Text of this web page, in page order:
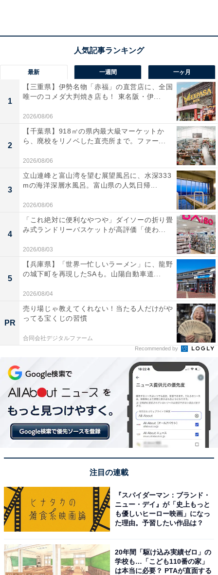
「ネット注文店舗受け取りサービス」は配送料がかから
ないこと、近くの店舗で取り扱いのない商品も取り寄せ
できることなどから、2022年1～12月にかけて利用率が
増加。ネットストアの利用額に対する同サービスの利用
※以下の商品は「ネット注文店舗受け取りサービス」対
象外です
・冷凍食品（MUJIcom東池袋店を除く）
・チルド
・家具家電の超重量商品
・アウトレット価格の商品
【おすすめ記事】
無印良品、「脱ぎ着しやすい」前開きタイプのブラジャ
ー＆タンクトップを発売！ ネットストア限定で4月11日
から
DEAN & DELUCA×BEAMS COUTUREコラボ第2弾！ エ
プロンドレスなど大人気アイテムに新作登場
・
家事のプロが“7個”も買った、使い勝手良すぎるキッチン
・
スタバがラテなどの人気ドリンク＆フードを最大32円値
上げ、4月12日から
フードロス削減＆節約にもなる！ 「メルカリShops」で
クラダシの食品を買ってみた
【関連リンク】
・
ネット注文店舗受け取りサービス（無印良品公式サイ
最新 一週間 一ヶ月
1
【三重県】伊勢名物「赤福」の直営店に、全国
唯一のコメダ大判焼き店も！ 東名阪・伊...
2026/08/06
2
【千葉県】918㎡の県内最大級マーケットか
ら、廃校をリノベした直売所まで。ファー...
2026/08/06
3
立山連峰と富山湾を望む展望風呂に、水深333
mの海洋深層水風呂。富山県の人気日帰...
2026/08/06
4
「これ絶対に便利なやつや」ダイソーの折り畳
み式ランドリーバスケットが高評価「使わ...
2026/08/03
5
【兵庫県】「世界一忙しいラーメン」に、龍野
の城下町を再現したSAも。山陽自動車道...
2026/08/04
PR
売り場じゃ教えてくれない！当たる人だけがや
ってる宝くじの習慣
合同会社デジタルファーム
Recommended by
注目の連載
『スパイダーマン：ブランド・
ニュー・デイ』が「史上もっと
も優しいヒーロー映画」になっ
た理由。予習したい作品は？
20年間「駆け込み実績ゼロ」の
学校も…「こども110番の家」
は本当に必要？ PTAが直面する